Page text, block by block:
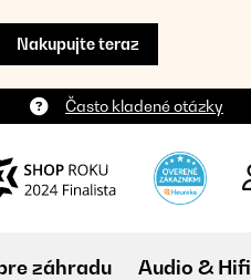
Nakupujte teraz
Často kladené otázky
záhradu Audio & Hifi